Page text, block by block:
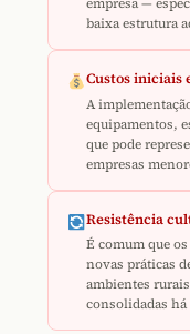
baixa estrutura
Custos iniciais
A
equipamentos,
que pode
empresas
Resistência
É comum que
novas práticas
ambientes
consolidadas